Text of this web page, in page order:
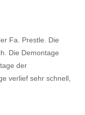
Fa. Prestle. Die
Die Demontage
der
verlief sehr schnell,